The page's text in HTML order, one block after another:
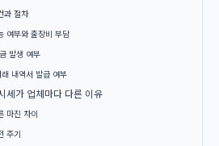
과 절차
여부와 출장비 부담
발생 여부
내역서 발급 여부
세가 업체마다 다른 이유
마진 차이
주기